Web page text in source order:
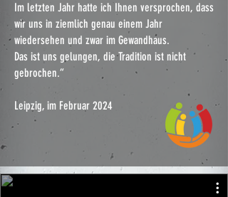
Im letzten Jahr hatte ich Ihnen versprochen, dass
wir uns in ziemlich genau einem Jahr
wiedersehen und zwar im Gewandhaus.
Das ist uns gelungen, die Tradition ist nicht
gebrochen.“
Leipzig, im Februar 2024